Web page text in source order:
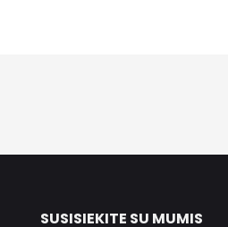
SUSISIEKITE SU MUMIS